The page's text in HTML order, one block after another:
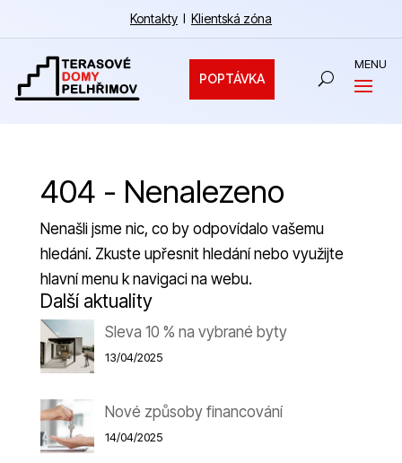
Kontakty I Klientská zóna
POPTÁVKA
404 - Nenalezeno
Nenašli jsme nic, co by odpovídalo vašemu
hledání. Zkuste upřesnit hledání nebo využijte
hlavní menu k navigaci na webu.
Další aktuality
Sleva 10 % na vybrané byty
13/04/2025
Nové způsoby financování
14/04/2025